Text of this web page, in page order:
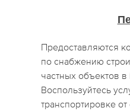
Предоставляются
по снабжению
частных объектов
Воспользуйтесь
транспортировке